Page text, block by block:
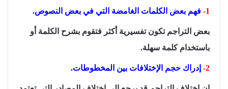
1- فهم بعض الكلمات الغامضة التي في بعض النصوص.
بعض التراجم تكون تفسيرية أكثر فتقوم بشرح الكلمة أو
باستخدام كلمة سهلة.
2- إدراك حجم الإختلافات بين المخطوطات.